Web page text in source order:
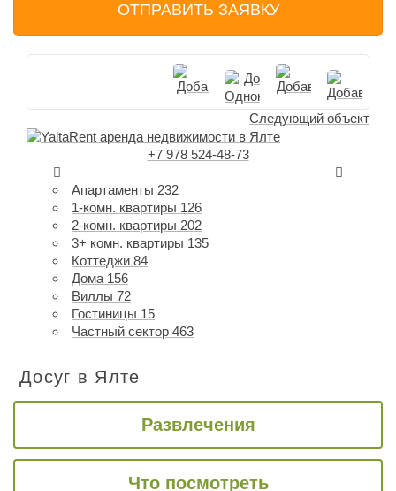
ОТПРАВИТЬ ЗАЯВКУ
Следующий объект
+7 978 524-48-73
Апартаменты 232
1-комн. квартиры 126
2-комн. квартиры 202
3+ комн. квартиры 135
Коттеджи 84
Дома 156
Виллы 72
Гостиницы 15
Частный сектор 463
Досуг в Ялте
Развлечения
Что посмотреть